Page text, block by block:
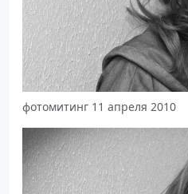
фотомитинг 11 апреля 2010